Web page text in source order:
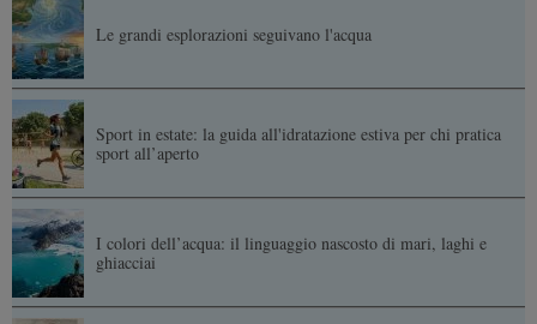
Le grandi esplorazioni seguivano l'acqua
Sport in estate: la guida all'idratazione estiva per chi pratica
sport all’aperto
I colori dell’acqua: il linguaggio nascosto di mari, laghi e
ghiacciai